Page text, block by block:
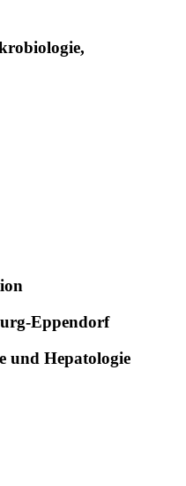
Eppendorf
und Hepatologie